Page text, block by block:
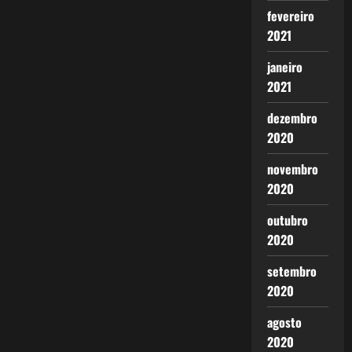
fevereiro
2021
janeiro
2021
dezembro
2020
novembro
2020
outubro
2020
setembro
2020
agosto
2020